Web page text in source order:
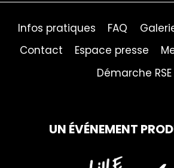
Infos pratiques FAQ
Contact
Espace presse
Démarche RSE
UN ÉVÉNEMENT